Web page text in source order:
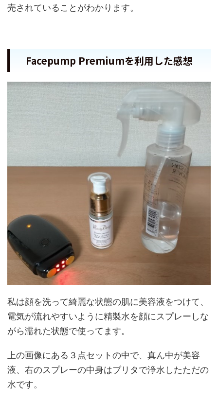
売されていることがわかります。
Facepump Premiumを利用した感想
私は顔を洗って綺麗な状態の肌に美容液をつけて、
電気が流れやすいように精製水を顔にスプレーしな
がら濡れた状態で使ってます。
上の画像にある３点セットの中で、真ん中が美容
液、右のスプレーの中身はブリタで浄水したただの
水です。